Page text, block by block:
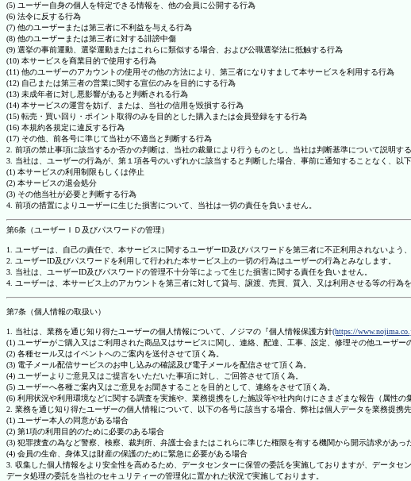
(5) ユーザー自身の個人を特定できる情報を、他の会員に公開する行為
(6) 法令に反する行為
(7) 他のユーザーまたは第三者に不利益を与える行為
(8) 他のユーザーまたは第三者に対する誹謗中傷
(9) 選挙の事前運動、選挙運動またはこれらに類似する場合、および公職選挙法に抵触する行為
(10) 本サービスを商業目的で使用する行為
(11) 他のユーザーのアカウントの使用その他の方法により、第三者になりすまして本サービスを利用する行為
(12) 自己または第三者の営業に関する宣伝のみを目的にする行為
(13) 未成年者に対し悪影響があると判断される行為
(14) 本サービスの運営を妨げ、または、当社の信用を毀損する行為
(15) 転売・買い回り・ポイント取得のみを目的とした購入または会員登録をする行為
(16) 本規約各規定に違反する行為
(17) その他、前各号に準じて当社が不適当と判断する行為
2. 前項の禁止事項に該当するか否かの判断は、当社の裁量により行うものとし、当社は判断基準について説明する
3. 当社は、ユーザーの行為が、第１項各号のいずれかに該当すると判断した場合、事前に通知することなく、以
(1) 本サービスの利用制限もしくは停止
(2) 本サービスの退会処分
(3) その他当社が必要と判断する行為
4. 前項の措置によりユーザーに生じた損害について、当社は一切の責任を負いません。
第6条（ユーザーＩＤ及びパスワードの管理）
1. ユーザーは、自己の責任で、本サービスに関するユーザーID及びパスワードを第三者に不正利用されないよう、
2. ユーザーID及びパスワードを利用して行われた本サービス上の一切の行為はユーザーの行為とみなします。
3. 当社は、ユーザーID及びパスワードの管理不十分等によって生じた損害に関する責任を負いません。
4. ユーザーは、本サービス上のアカウントを第三者に対して貸与、譲渡、売買、質入、又は利用させる等の行為
第7条（個人情報の取扱い）
1. 当社は、業務を通じ知り得たユーザーの個人情報について、ノジマの『個人情報保護方針(https://
(1) ユーザーがご購入又はご利用された商品又はサービスに関し、連絡、配達、工事、設定、修理その他ユーザー
(2) 各種セール又はイベントへのご案内を送付させて頂く為。
(3) 電子メール配信サービスのお申し込みの確認及び電子メールを配信させて頂く為。
(4) ユーザーよりご意見又はご提言をいただいた事項に対し、ご回答させて頂く為。
(5) ユーザーへ各種ご案内又はご意見をお聞きすることを目的として、連絡をさせて頂く為。
(6) 利用状況や利用環境などに関する調査を実施や、業務提携をした施設等や社内向けにさまざまな報告（属性
2. 業務を通じ知り得たユーザーの個人情報について、以下の各号に該当する場合、弊社は個人データを業務提携
(1) ユーザー本人の同意がある場合
(2) 第1項の利用目的のために必要のある場合
(3) 犯罪捜査の為など警察、検察、裁判所、弁護士会またはこれらに準じた権限を有する機関から開示請求があっ
(4) 会員の生命、身体又は財産の保護のために緊急に必要がある場合
3. 収集した個人情報をより安全性を高めるため、データセンターに保管の委託を実施しておりますが、データ
データ処理の委託を当社のセキュリティーの管理化に置かれた状況で実施しております。